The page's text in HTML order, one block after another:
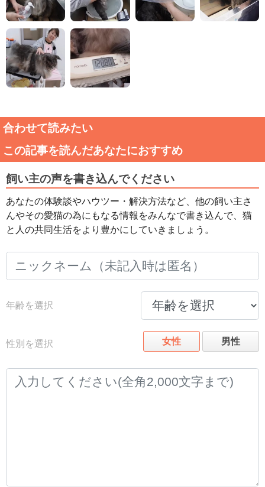
合わせて読みたい
この記事を読んだあなたにおすすめ
飼い主の声を書き込んでください
あなたの体験談やハウツー・解決方法など、他の飼い主さ
んやその愛猫の為にもなる情報をみんなで書き込んで、猫
と人の共同生活をより豊かにしていきましょう。
年齢を選択
性別を選択 女性 男性